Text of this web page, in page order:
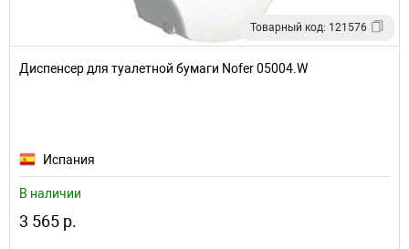
Товарный код: 121576
Диспенсер для туалетной бумаги Nofer 05004.W
Испания
В наличии
3 565 р.